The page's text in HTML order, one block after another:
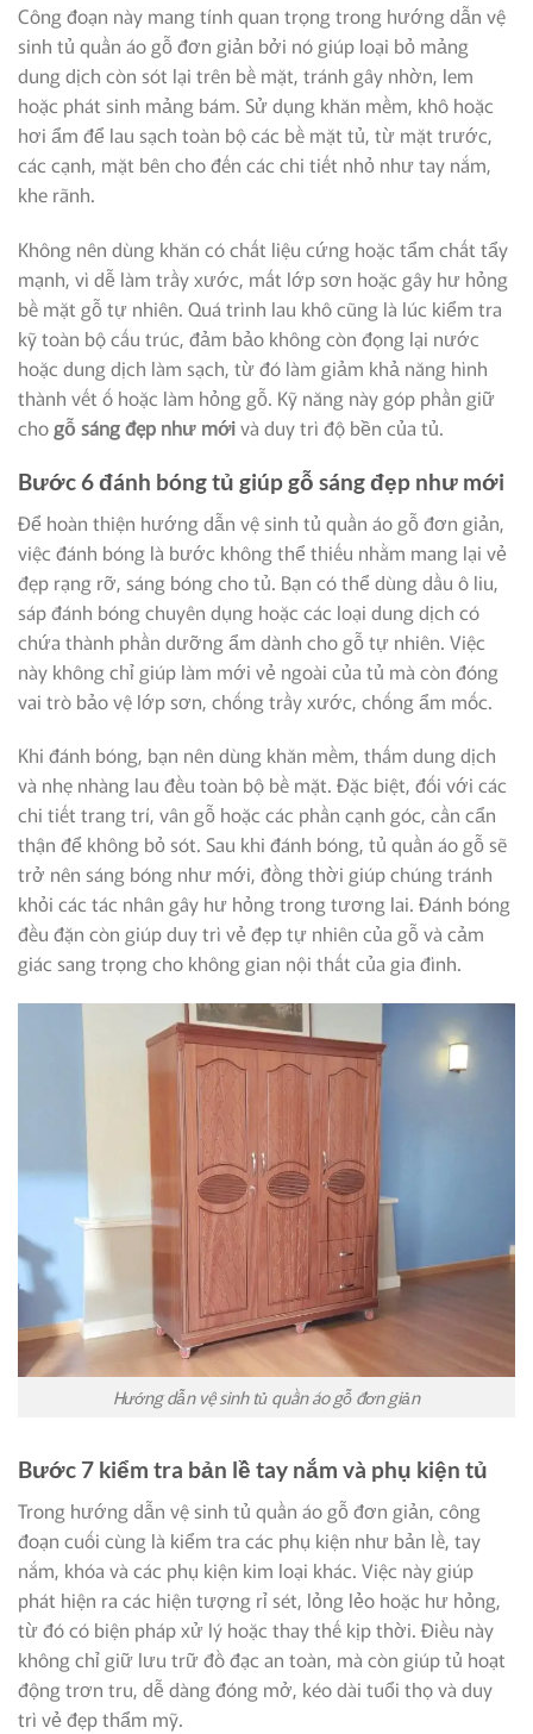
Công đoạn này mang tính quan trọng trong hướng dẫn vệ
sinh tủ quần áo gỗ đơn giản bởi nó giúp loại bỏ mảng
dung dịch còn sót lại trên bề mặt, tránh gây nhờn, lem
hoặc phát sinh mảng bám. Sử dụng khăn mềm, khô hoặc
hơi ẩm để lau sạch toàn bộ các bề mặt tủ, từ mặt trước,
các cạnh, mặt bên cho đến các chi tiết nhỏ như tay nắm,
khe rãnh.
Không nên dùng khăn có chất liệu cứng hoặc tẩm chất tẩy
mạnh, vì dễ làm trầy xước, mất lớp sơn hoặc gây hư hỏng
bề mặt gỗ tự nhiên. Quá trình lau khô cũng là lúc kiểm tra
kỹ toàn bộ cấu trúc, đảm bảo không còn đọng lại nước
hoặc dung dịch làm sạch, từ đó làm giảm khả năng hình
thành vết ố hoặc làm hỏng gỗ. Kỹ năng này góp phần giữ
cho gỗ sáng đẹp như mớivà duy trì độ bền của tủ.
Bước 6 đánh bóng tủ giúp gỗ sáng đẹp như mới
Để hoàn thiện hướng dẫn vệ sinh tủ quần áo gỗ đơn giản,
việc đánh bóng là bước không thể thiếu nhằm mang lại vẻ
đẹp rạng rỡ, sáng bóng cho tủ. Bạn có thể dùng dầu ô liu,
sáp đánh bóng chuyên dụng hoặc các loại dung dịch có
chứa thành phần dưỡng ẩm dành cho gỗ tự nhiên. Việc
này không chỉ giúp làm mới vẻ ngoài của tủ mà còn đóng
vai trò bảo vệ lớp sơn, chống trầy xước, chống ẩm mốc.
Khi đánh bóng, bạn nên dùng khăn mềm, thấm dung dịch
và nhẹ nhàng lau đều toàn bộ bề mặt. Đặc biệt, đối với các
chi tiết trang trí, vân gỗ hoặc các phần cạnh góc, cần cẩn
thận để không bỏ sót. Sau khi đánh bóng, tủ quần áo gỗ sẽ
trở nên sáng bóng như mới, đồng thời giúp chúng tránh
khỏi các tác nhân gây hư hỏng trong tương lai. Đánh bóng
đều đặn còn giúp duy trì vẻ đẹp tự nhiên của gỗ và cảm
giác sang trọng cho không gian nội thất của gia đình.
Hướng dẫn vệ sinh tủ quần áo gỗ đơn giản
Bước 7 kiểm tra bản lề tay nắm và phụ kiện tủ
Trong hướng dẫn vệ sinh tủ quần áo gỗ đơn giản, công
đoạn cuối cùng là kiểm tra các phụ kiện như bản lề, tay
nắm, khóa và các phụ kiện kim loại khác. Việc này giúp
phát hiện ra các hiện tượng rỉ sét, lỏng lẻo hoặc hư hỏng,
từ đó có biện pháp xử lý hoặc thay thế kịp thời. Điều này
không chỉ giữ lưu trữ đồ đạc an toàn, mà còn giúp tủ hoạt
động trơn tru, dễ dàng đóng mở, kéo dài tuổi thọ và duy
trì vẻ đẹp thẩm mỹ.